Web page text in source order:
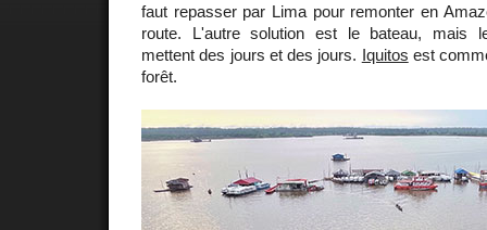
faut repasser par Lima pour remonter en
route. L'autre solution est le bateau, mais
mettent des jours et des jours. Iquitos est
forêt.